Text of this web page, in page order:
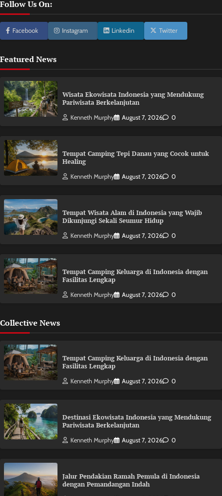
Follow Us On:
Facebook Instagram Linkedin Twitter
Featured News
Wisata Ekowisata Indonesia yang Mendukung
Pariwisata Berkelanjutan
Kenneth Murphy August 7, 2026 0
Tempat Camping Tepi Danau yang Cocok untuk
Healing
Kenneth Murphy August 7, 2026 0
Tempat Wisata Alam di Indonesia yang Wajib
Dikunjungi Sekali Seumur Hidup
Kenneth Murphy August 7, 2026 0
Tempat Camping Keluarga di Indonesia dengan
Fasilitas Lengkap
Kenneth Murphy August 7, 2026 0
Collective News
Tempat Camping Keluarga di Indonesia dengan
Fasilitas Lengkap
Kenneth Murphy August 7, 2026 0
Destinasi Ekowisata Indonesia yang Mendukung
Pariwisata Berkelanjutan
Kenneth Murphy August 7, 2026 0
Jalur Pendakian Ramah Pemula di Indonesia
dengan Pemandangan Indah